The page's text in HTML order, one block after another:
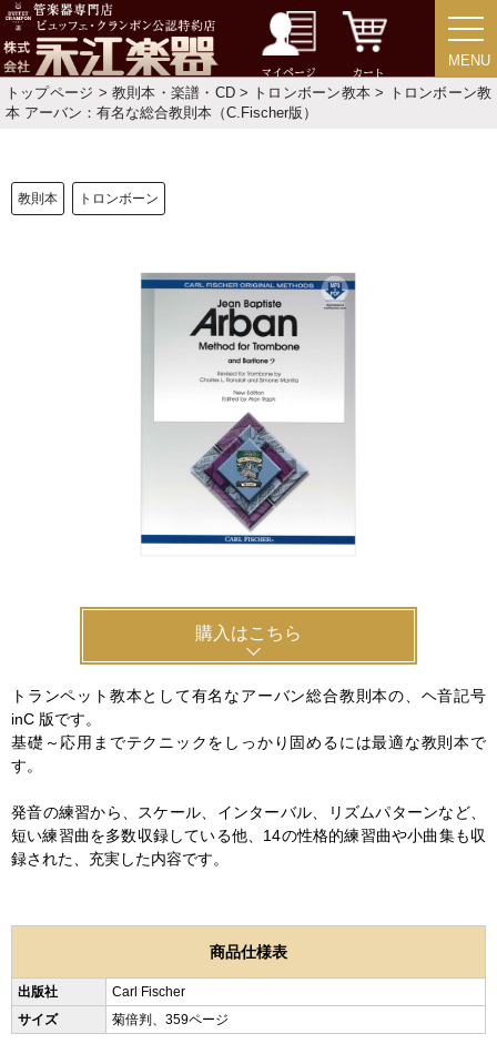
マイページ カート
MENU
MENU
トップページ > 教則本・楽譜・CD> トロンボーン教本 > トロンボーン教
本 アーバン：有名な総合教則本（C.Fischer版）
教則本 トロンボーン
購入はこちら
トランペット教本として有名なアーバン総合教則本の、ヘ音記号
inC 版です。
基礎～応用までテクニックをしっかり固めるには最適な教則本で
す。
発音の練習から、スケール、インターバル、リズムパターンなど、
短い練習曲を多数収録している他、14の性格的練習曲や小曲集も収
録された、充実した内容です。
商品仕様表
出版社
Carl Fischer
サイズ
菊倍判、359ページ
お手入れ方法
選定者のご紹介
演奏会のお知らせ
ログイン・マイページ
サポート・保証
プライバシー・ポリシー